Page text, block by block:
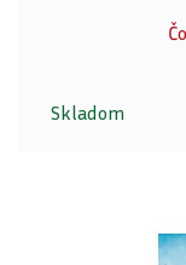
Skladom